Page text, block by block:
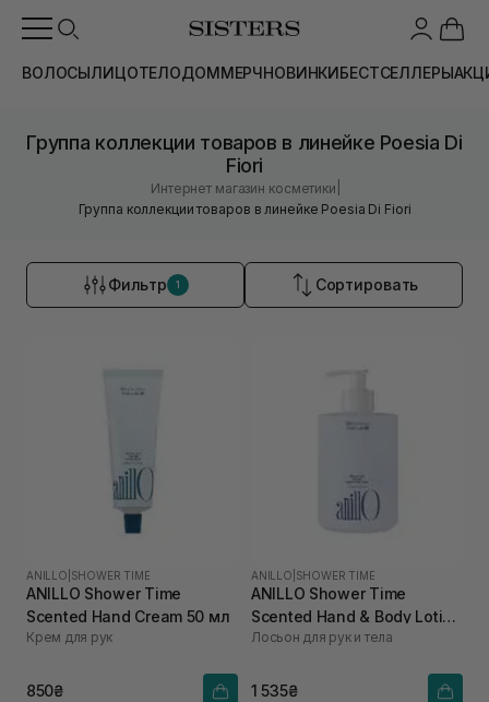
ВОЛОСЫЛИЦОТЕЛОДОММЕРЧНОВИНКИБЕСТСЕЛЛЕРЫ
Группа коллекции товаров в линейке Poesia Di
Fiori
Интернет магазин косметики
Группа коллекции товаров в линейке Poesia Di Fiori
Фильтр 1 Сортировать
ANILLO SHOWER TIME
ANILLO Shower Time
Scented Hand Cream 50 мл
Крем для рук
850₴
ANILLO SHOWER TIME
ANILLO Shower Time
Scented Hand & Body Lotion
450 мл
Лосьон для рук и тела
1 535₴